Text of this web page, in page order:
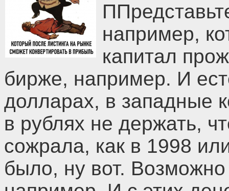
например,
капитал
бирже, например. И
долларах, в западные
в рублях не держать,
сожрала, как в 1998
было, ну вот.